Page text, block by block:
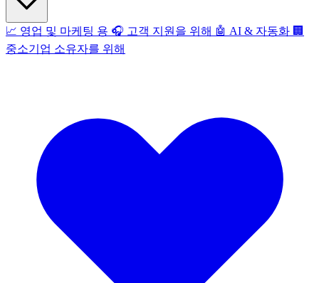
📈 영업 및 마케팅 용 🎧 고객 지원을 위해 🤖 AI & 자동화 🏢
중소기업 소유자를 위해